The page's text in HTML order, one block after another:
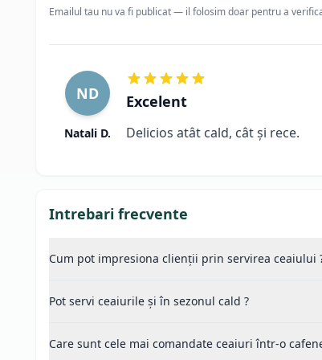
Emailul tau nu va fi publicat — il folosim doar pentru a
ND
Natali D.
Excelent
Delicios atât cald, cât și rece.
Intrebari frecvente
Cum pot impresiona clienții prin servirea ceaiului
Pot servi ceaiurile și în sezonul cald ?
Care sunt cele mai comandate ceaiuri într-o